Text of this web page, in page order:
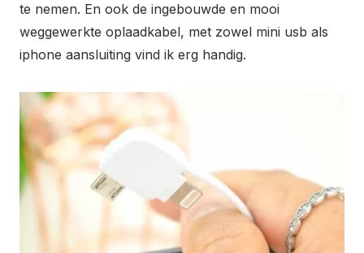
te nemen. En ook de ingebouwde en mooi
weggewerkte oplaadkabel, met zowel mini usb als
iphone aansluiting vind ik erg handig.